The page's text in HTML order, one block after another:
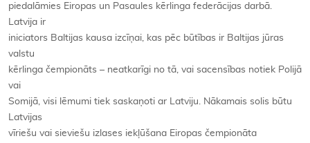
piedalāmies Eiropas un Pasaules kērlinga federācijas darbā.
Latvija ir
iniciators Baltijas kausa izcīņai, kas pēc būtības ir Baltijas jūras
valstu
kērlinga čempionāts – neatkarīgi no tā, vai sacensības notiek Polijā
vai
Somijā, visi lēmumi tiek saskaņoti ar Latviju. Nākamais solis būtu
Latvijas
vīriešu vai sieviešu izlases iekļūšana Eiropas čempionāta